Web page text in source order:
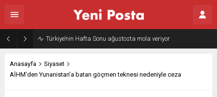
Türkiye’nin Hafta Sonu ağustosta mola veriyor
Anasayfa
Siyaset
AİHM’den Yunanistan’a batan göçmen teknesi nedeniyle ceza